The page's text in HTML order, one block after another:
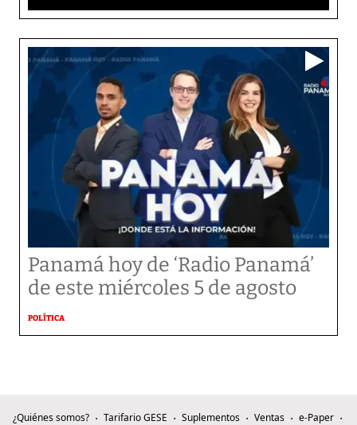
Panamá hoy de ‘Radio Panamá’
de este miércoles 5 de agosto
POLÍTICA
¿Quiénes somos? Tarifario GESE Suplementos Ventas
e-Paper